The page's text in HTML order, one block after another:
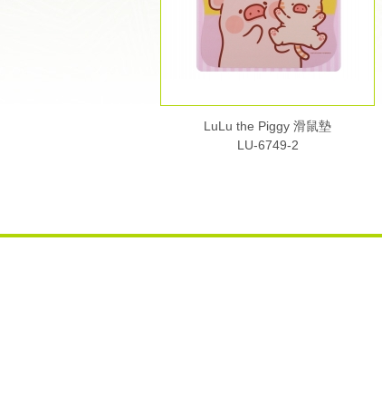
LuLu the Piggy 滑鼠墊
LU-6749-2